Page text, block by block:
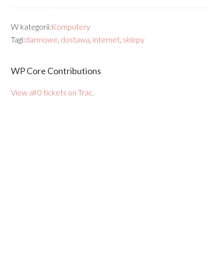
W kategorii:Komputery
Tagi:darmowe, dostawa, internet, sklepy
WP Core Contributions
View all 0 tickets on Trac.